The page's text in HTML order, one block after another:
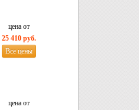
цена от
25 410 руб.
Все цены
цена от